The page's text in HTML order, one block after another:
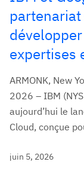
expertises
ARMONK, New
2026 – IBM
aujourd’hui le
Cloud, conçue
juin 5, 2026